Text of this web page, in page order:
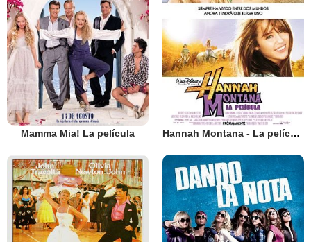
Mamma Mia! La película Hannah Montana - La película